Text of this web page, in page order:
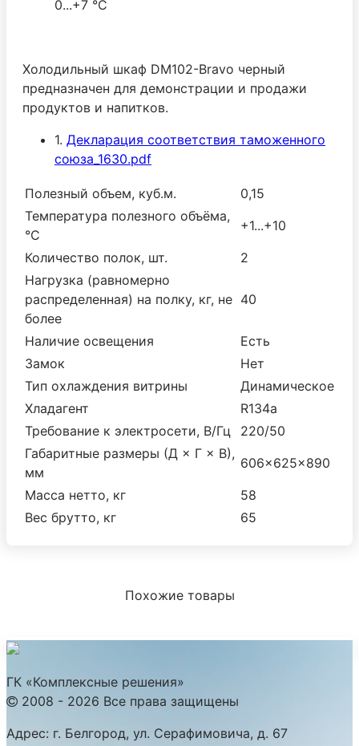
0...+7 °С
Холодильный шкаф DM102-Bravo черный
предназначен для демонстрации и продажи
продуктов и напитков.
1. Декларация соответствия таможенного
союза_1630.pdf
Полезный объем, куб.м.
0,15
Температура полезного объёма,
°С
+1...+10
Количество полок, шт.
2
Нагрузка (равномерно
распределенная) на полку, кг, не
более
40
Наличие освещения
Есть
Замок
Нет
Тип охлаждения витрины
Динамическое
Хладагент
R134a
Требование к электросети, В/Гц
220/50
Габаритные размеры (Д × Г × В),
мм
606×625×890
Масса нетто, кг
58
Вес брутто, кг
65
Похожие товары
ГК «Комплексные решения»
2008 - 2026 Все права защищены
Адрес: г. Белгород, ул. Серафимовича, д. 67